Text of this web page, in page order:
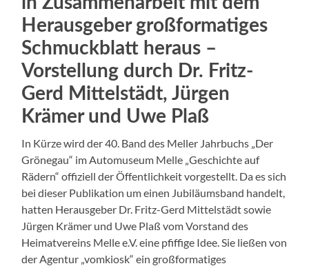
Herausgeber großformatiges
Schmuckblatt heraus –
Vorstellung durch Dr. Fritz-
Gerd Mittelstädt, Jürgen
Krämer und Uwe Plaß
In Kürze wird der 40. Band des Meller Jahrbuchs „Der
Grönegau“ im Automuseum Melle „Geschichte auf
Rädern“ offiziell der Öffentlichkeit vorgestellt. Da es sich
bei dieser Publikation um einen Jubiläumsband handelt,
hatten Herausgeber Dr. Fritz-Gerd Mittelstädt sowie
Jürgen Krämer und Uwe Plaß vom Vorstand des
Heimatvereins Melle e.V. eine pfiffige Idee. Sie ließen von
der Agentur „vomkiosk“ ein großformatiges